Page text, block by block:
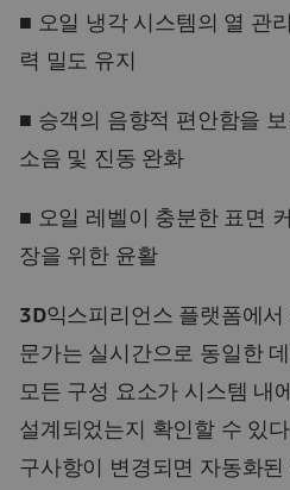
■ 오일 냉각 시스템의 열 관
력 밀도 유지
■ 승객의 음향적 편안함을
소음 및 진동 완화
■ 오일 레벨이 충분한 표면
장을 위한 윤활
3D익스피리언스 플랫폼에
문가는 실시간으로 동일한
모든 구성 요소가 시스템 내
설계되었는지 확인할 수 있
구사항이 변경되면 자동화된